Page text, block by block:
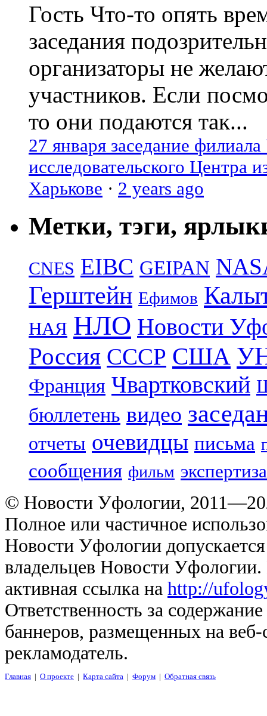
Гость Что-то опять
заседания
организаторы не
участников. Если
то они подаются так...
27 января заседание
исследовательского Центра
Харькове · 2 years ago
Метки, тэги,
CNES EIBC GEIPAN
Герштейн Ефимов
НАЯ НЛО Новости
Россия СССР США
Франция Чвартковский
бюллетень видео
отчеты очевидцы письма
сообщения фильм экспертиза
© Новости Уфологии,
Полное или частичное
Новости Уфологии
владельцев Новости
активная ссылка на http://
Ответственность за
баннеров, размещенных на
рекламодатель.
Главная | О проекте | Карта сайта | Форум | Обратная связь